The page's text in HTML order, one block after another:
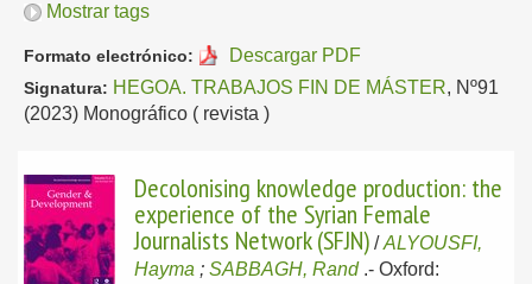
Mostrar tags
Formato electrónico: Descargar PDF
Signatura: HEGOA. TRABAJOS FIN DE MÁSTER, Nº91
(2023) Monográfico ( revista )
Decolonising knowledge production: the
experience of the Syrian Female
Journalists Network (SFJN) /ALYOUSFI,
Hayma ; SABBAGH, Rand .- Oxford: